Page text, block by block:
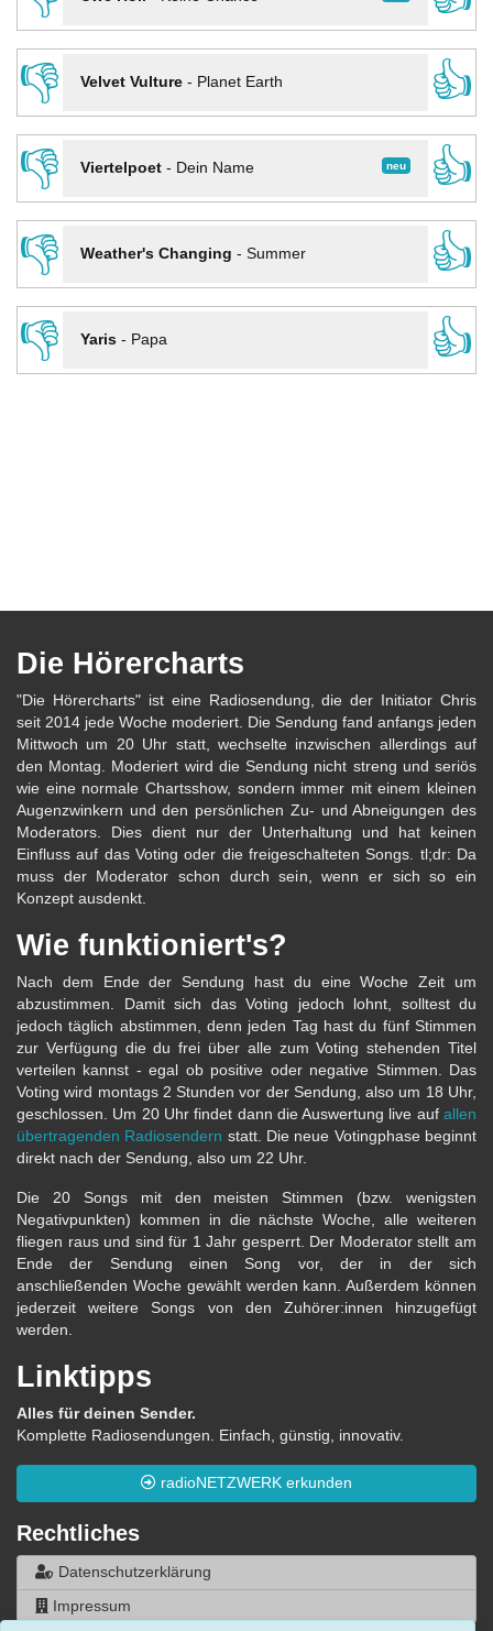
👎
Velvet Vulture- Planet Earth
👍
👎
neu
Viertelpoet- Dein Name
👍
👎
Weather's Changing - Summer
👍
👎
Yaris- Papa 👍
Die Hörercharts
"Die Hörercharts" ist eine Radiosendung, die der Initiator Chris
seit 2014 jede Woche moderiert. Die Sendung fand anfangs jeden
Mittwoch um 20 Uhr statt, wechselte inzwischen allerdings auf
den Montag. Moderiert wird die Sendung nicht streng und seriös
wie eine normale Chartsshow, sondern immer mit einem kleinen
Augenzwinkern und den persönlichen Zu- und Abneigungen des
Moderators. Dies dient nur der Unterhaltung und hat keinen
Einfluss auf das Voting oder die freigeschalteten Songs. tl;dr: Da
muss der Moderator schon durch sein, wenn er sich so ein
Konzept ausdenkt.
Wie funktioniert's?
Nach dem Ende der Sendung hast du eine Woche Zeit um
abzustimmen. Damit sich das Voting jedoch lohnt, solltest du
jedoch täglich abstimmen, denn jeden Tag hast du fünf Stimmen
zur Verfügung die du frei über alle zum Voting stehenden Titel
verteilen kannst - egal ob positive oder negative Stimmen. Das
Voting wird montags 2 Stunden vor der Sendung, also um 18 Uhr,
geschlossen. Um 20 Uhr findet dann die Auswertung live auf allen
übertragenden Radiosendern statt. Die neue Votingphase beginnt
direkt nach der Sendung, also um 22 Uhr.
Die 20 Songs mit den meisten Stimmen (bzw. wenigsten
Negativpunkten) kommen in die nächste Woche, alle weiteren
fliegen raus und sind für 1 Jahr gesperrt. Der Moderator stellt am
Ende der Sendung einen Song vor, der in der sich
anschließenden Woche gewählt werden kann. Außerdem können
jederzeit weitere Songs von den Zuhörer:innen hinzugefügt
werden.
Linktipps
Alles für deinen Sender.
Komplette Radiosendungen. Einfach, günstig, innovativ.
radioNETZWERK erkunden
Rechtliches
Datenschutzerklärung
Impressum